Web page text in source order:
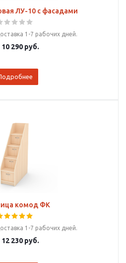
ЛУ-10 с фасадами
1-7 рабочих дней.
10 290 руб.
комод ФК
1-7 рабочих дней.
12 230 руб.